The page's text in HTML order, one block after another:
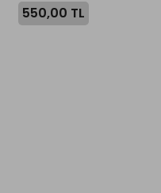
550,00 TL